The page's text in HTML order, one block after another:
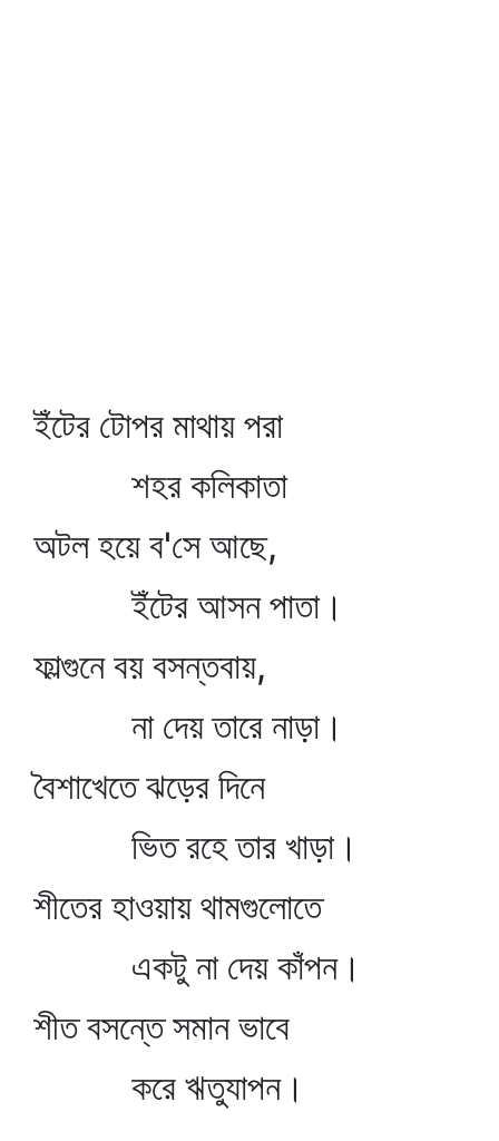
ইঁটের টোপর মাথায় পরা
শহর কলিকাতা
অটল হয়ে ব'সে আছে,
ইঁটের আসন পাতা।
ফাল্গুনে বয় বসন্তবায়,
না দেয় তারে নাড়া।
বৈশাখেতে ঝড়ের দিনে
ভিত রহে তার খাড়া।
শীতের হাওয়ায় থামগুলোতে
একটু না দেয় কাঁপন।
শীত বসন্তে সমান ভাবে
করে ঋতুযাপন।